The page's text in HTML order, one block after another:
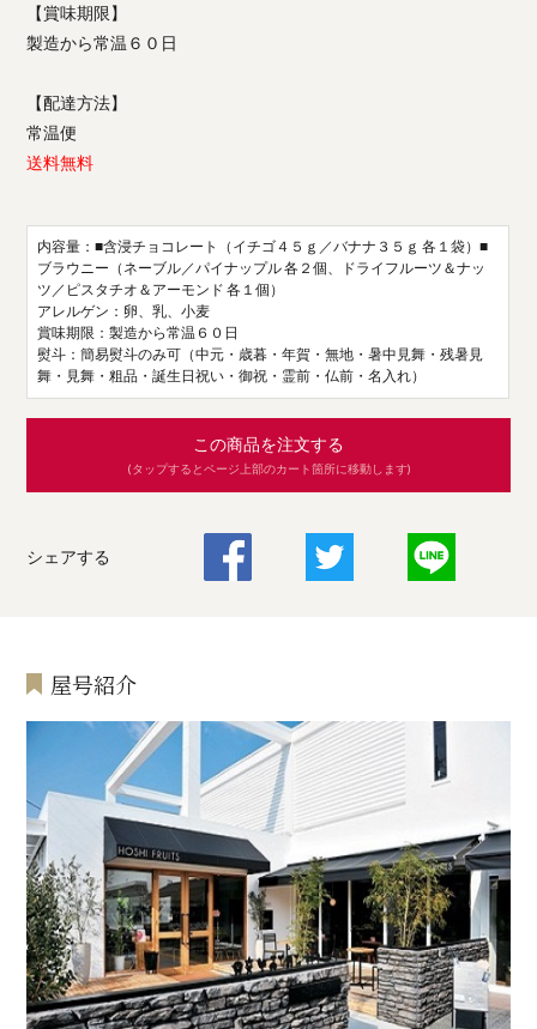
【賞味期限】
製造から常温６０日
【配達方法】
常温便
送料無料
内容量：■含浸チョコレート（イチゴ４５ｇ／バナナ３５ｇ 各１袋）■
ブラウニー（ネーブル／パイナップル 各２個、ドライフルーツ＆ナッ
ツ／ピスタチオ＆アーモンド 各１個）
アレルゲン：卵、乳、小麦
賞味期限：製造から常温６０日
熨斗：簡易熨斗のみ可（中元・歳暮・年賀・無地・暑中見舞・残暑見
舞・見舞・粗品・誕生日祝い・御祝・霊前・仏前・名入れ）
この商品を注文する
(タップするとページ上部のカート箇所に移動します)
シェアする
屋号紹介